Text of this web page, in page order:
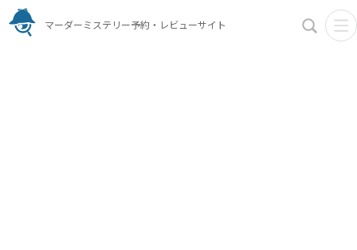
マーダーミステリー予約・レビューサイト